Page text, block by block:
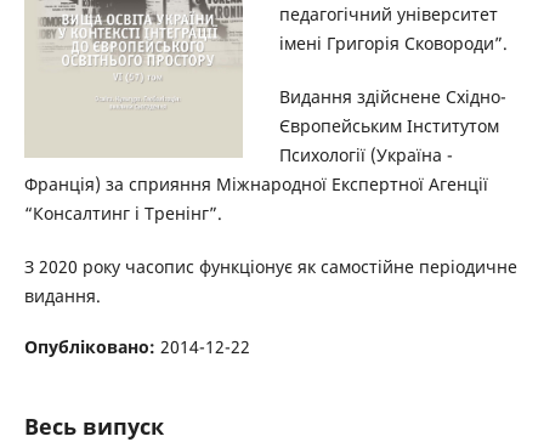
педагогічний університет
імені Григорія Сковороди”.
Видання здійснене Східно-
Європейським Інститутом
Психології (Україна -
Франція) за сприяння Міжнародної Експертної Агенції
“Консалтинг і Тренінг”.
З 2020 року часопис функціонує як самостійне періодичне
видання.
Опубліковано: 2014-12-22
Весь випуск